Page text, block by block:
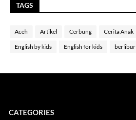
TAGS
Aceh Artikel Cerbung Cerita Anak
English by kids English for kids berlibur
CATEGORIES